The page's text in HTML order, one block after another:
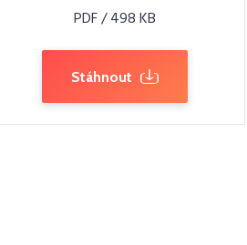
PDF / 498 KB
Stáhnout